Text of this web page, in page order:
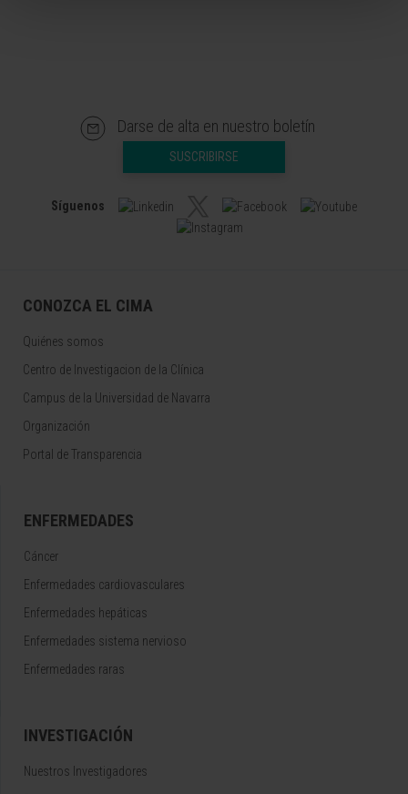
Darse de alta en nuestro boletín
SUSCRIBIRSE
Síguenos
CONOZCA EL CIMA
Quiénes somos
Centro de Investigacion de la Clínica
Campus de la Universidad de Navarra
Organización
Portal de Transparencia
ENFERMEDADES
Cáncer
Enfermedades cardiovasculares
Enfermedades hepáticas
Enfermedades sistema nervioso
Enfermedades raras
INVESTIGACIÓN
Nuestros Investigadores